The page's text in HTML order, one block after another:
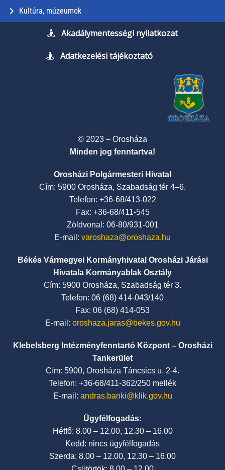
Kultúra, múzeumok
Akadálymentességi nyilatkozat
Adatkezelési tájékoztató
© 2023 – Orosháza
Minden jog fenntartva!
Orosházi Polgármesteri Hivatal
Cím: 5900 Orosháza, Szabadság tér 4–6.
Telefon: +36-68/413-022
Fax: +36-68/411-545
Zöldvonal: 06-80/931-001
E-mail: varoshaza@oroshaza.hu
Békés Vármegyei Kormányhivatal Orosházi Járási
Hivatala Kormányablak Osztály
Cím: 5900 Orosháza, Szabadság tér 3.
Telefon: 06 (68) 414-043/140
Fax: 06 (68) 414-053
E-mail: oroshaza.jaras@bekes.gov.hu
Klebelsberg Intézményfenntartó Központ – Orosházi
Tankerület
Cím: 5900, Orosháza Táncsics u. 2-4.
Telefon: +36-68/411-362/250 mellék
E-mail: andras.banki@klik.gov.hu
Ügyfélfogadás:
Hétfő: 8.00 – 12.00, 12.30 – 16.00
Kedd: nincs ügyfélfogadás
Szerda: 8.00 – 12.00, 12.30 – 16.00